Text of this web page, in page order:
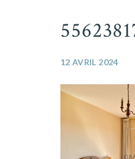
12 AVRIL 2024